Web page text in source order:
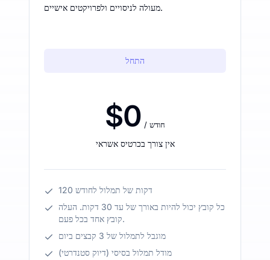
מעולה לניסויים ולפרויקטים אישיים.
התחל
$0 / חודש
אין צורך בכרטיס אשראי
120 דקות של תמלול לחודש
כל קובץ יכול להיות באורך של עד 30 דקות. העלה
קובץ אחד בכל פעם.
מוגבל לתמלול של 3 קבצים ביום
מודל תמלול בסיסי (דיוק סטנדרטי)